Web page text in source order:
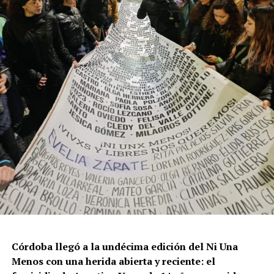
Por Francisco Pandolfi
Córdoba llegó a la undécima edición del Ni Una
Menos con una herida abierta y reciente: el